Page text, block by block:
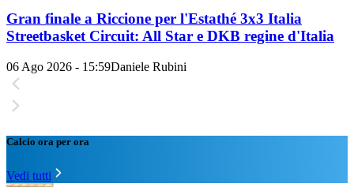
Gran finale a Riccione per l'Estathé 3x3 Italia
Streetbasket Circuit: All Star e DKB regine d'Italia
06 Ago 2026 - 15:59Daniele Rubini
Calcio ora per ora
Vedi tutti